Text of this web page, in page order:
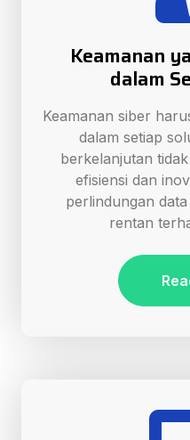
Keamanan
dalam
Keamanan siber
dalam setiap
berkelanjutan
efisiensi dan
perlindungan
rentan